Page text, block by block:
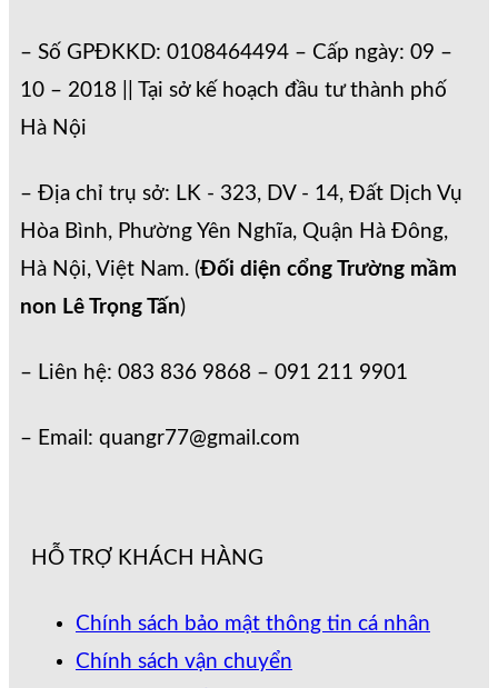
– Số GPĐKKD: 0108464494 – Cấp ngày: 09 –
10 – 2018 || Tại sở kế hoạch đầu tư thành phố
Hà Nội
– Địa chỉ trụ sở: LK - 323, DV - 14, Đất Dịch Vụ
Hòa Bình, Phường Yên Nghĩa, Quận Hà Đông,
Hà Nội, Việt Nam. (Đối diện cổng Trường mầm
non Lê Trọng Tấn)
– Liên hệ: 083 836 9868 – 091 211 9901
– Email: quangr77@gmail.com
HỖ TRỢ KHÁCH HÀNG
Chính sách bảo mật thông tin cá nhân
Chính sách vận chuyển